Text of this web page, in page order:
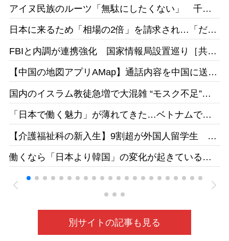
イリー新潮］25/1
経］26/05
アイヌ民族のルーツ「無駄にしたくない」 千葉
県出身・佐藤さんが平取高入学 差別受けた父の
遺志受け継ぐ［北海道新聞］26/05
日本に来るため「相場の2倍」を請求され…「だか
ム人女性の事情［東京新聞］26/05
FBIと内調が連携強化 国家情報局設置巡り［共
同］26/05
【中国の地図アプリAMap】通話内容を中国に送
国内のイスラム教徒急増で大混雑 “モスク不足”訴
えの一方で相次ぐ建設反対［テレ朝］26/04
「日本で働く魅力」が薄れてきた…ベトナムで募
【介護福祉科の新入生】9割超が外国人留学生 志
す日本人減、国の受け入れ方針も影響 福井県の
若狭医療福祉専門学校［福井新聞］26/05
働くなら「日本より韓国」の変化が起きている
26/05
別サイトの記事も見る